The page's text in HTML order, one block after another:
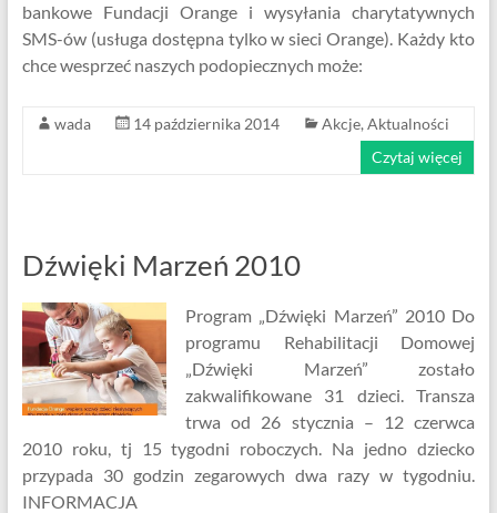
bankowe Fundacji Orange i wysyłania charytatywnych
SMS-ów (usługa dostępna tylko w sieci Orange). Każdy kto
chce wesprzeć naszych podopiecznych może:
wada 14 października 2014 Akcje, Aktualności
Czytaj więcej
Dźwięki Marzeń 2010
Program „Dźwięki Marzeń” 2010 Do
programu Rehabilitacji Domowej
„Dźwięki Marzeń” zostało
zakwalifikowane 31 dzieci. Transza
trwa od 26 stycznia – 12 czerwca
2010 roku, tj 15 tygodni roboczych. Na jedno dziecko
przypada 30 godzin zegarowych dwa razy w tygodniu.
INFORMACJA